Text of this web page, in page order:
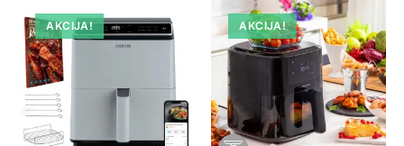
AKCIJA! AKCIJA!